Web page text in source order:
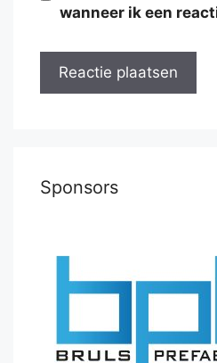
wanneer ik een
Sponsors